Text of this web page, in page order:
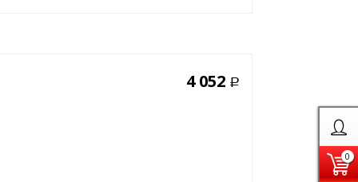
0
4 052 Р